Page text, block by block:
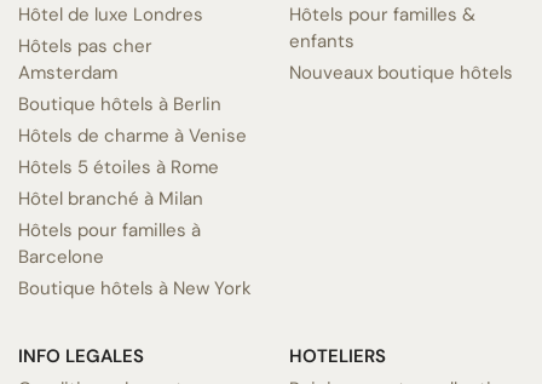
Hôtel de luxe Londres
Hôtels pas cher
Amsterdam
Boutique hôtels à Berlin
Hôtels de charme à Venise
Hôtels 5 étoiles à Rome
Hôtel branché à Milan
Hôtels pour familles à
Barcelone
Boutique hôtels à New York
Hôtels pour familles &
enfants
Nouveaux boutique hôtels
INFO LEGALES
HOTELIERS